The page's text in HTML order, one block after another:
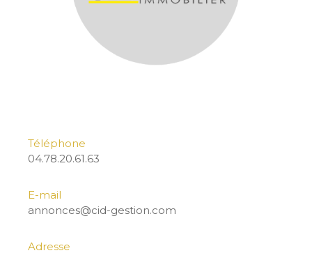
Téléphone
04.78.20.61.63
E-mail
annonces@cid-gestion.com
Adresse